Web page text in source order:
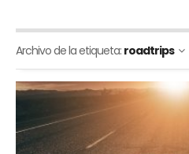
Archivo de la etiqueta: roadtrips